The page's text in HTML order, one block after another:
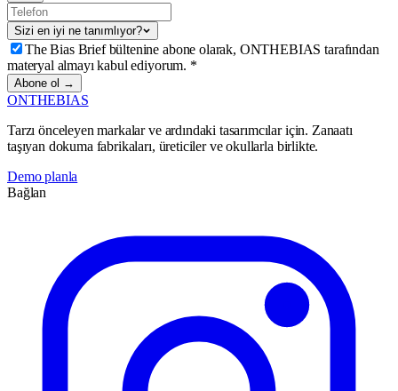
Sizi en iyi ne tanımlıyor?
The Bias Brief bültenine abone olarak, ONTHEBIAS tarafından
materyal almayı kabul ediyorum. *
Abone ol →
ONTHEBIAS
Tarzı önceleyen markalar ve ardındaki tasarımcılar için. Zanaatı
taşıyan dokuma fabrikaları, üreticiler ve okullarla birlikte.
Demo planla
Bağlan